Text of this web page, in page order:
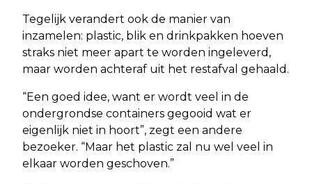
Tegelijk verandert ook de manier van
inzamelen: plastic, blik en drinkpakken hoeven
straks niet meer apart te worden ingeleverd,
maar worden achteraf uit het restafval gehaald.
“Een goed idee, want er wordt veel in de
ondergrondse containers gegooid wat er
eigenlijk niet in hoort”, zegt een andere
bezoeker. “Maar het plastic zal nu wel veel in
elkaar worden geschoven.”